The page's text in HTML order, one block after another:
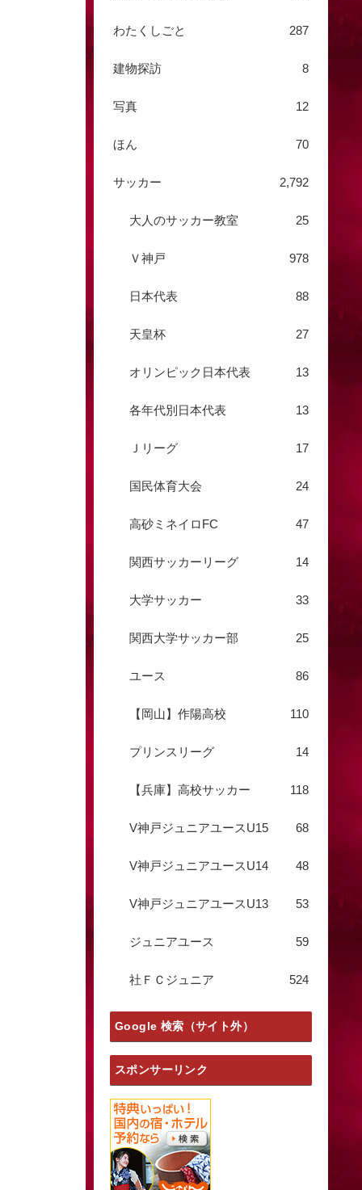
わたくしごと 287
建物探訪 8
写真 12
ほん 70
サッカー 2,792
大人のサッカー教室 25
Ｖ神戸 978
日本代表 88
天皇杯 27
オリンピック日本代表 13
各年代別日本代表 13
Ｊリーグ 17
国民体育大会 24
高砂ミネイロFC 47
関西サッカーリーグ 14
大学サッカー 33
関西大学サッカー部 25
ユース 86
【岡山】作陽高校 110
プリンスリーグ 14
【兵庫】高校サッカー 118
V神戸ジュニアユースU15 68
V神戸ジュニアユースU14 48
V神戸ジュニアユースU13 53
ジュニアユース 59
社ＦＣジュニア 524
Google 検索（サイト外）
スポンサーリンク